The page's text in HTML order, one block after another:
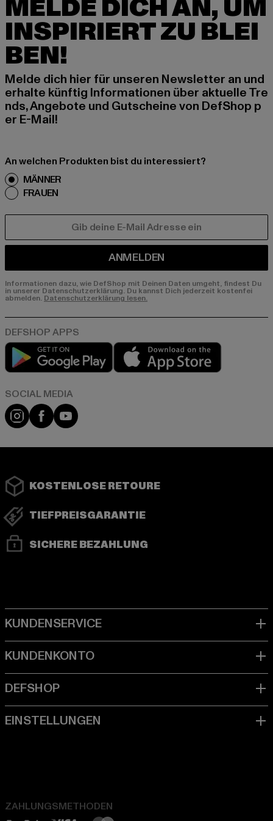
MELDE DICH AN, UM
INSPIRIERT ZU BLEI
BEN!
Melde dich hier für unseren Newsletter an und
erhalte künftig Informationen über aktuelle Tre
nds, Angebote und Gutscheine von DefShop p
er E-Mail!
An welchen Produkten bist du interessiert?
MÄNNER
FRAUEN
ANMELDEN
Informationen dazu, wie DefShop mit Deinen Daten umgeht, findest Du
in unserer Datenschutzerklärung. Du kannst Dich jederzeit kostenfei
abmelden. Datenschutzerklärung lesen.
Play market
Instagram
FacebookYouTube
KOSTENLOSE RETOURE
TIEFPREISGARANTIE
SICHERE BEZAHLUNG
ZAHLUNGSMETHODEN